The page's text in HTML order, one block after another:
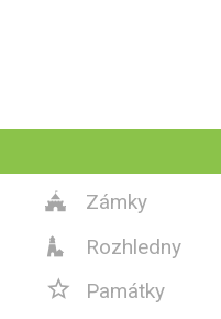
 Zámky
 Rozhledny
 Památky